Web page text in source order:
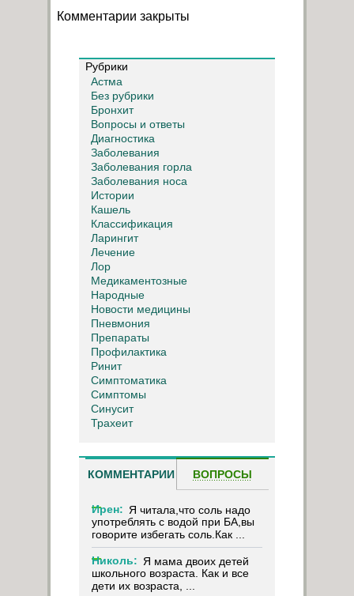
Комментарии закрыты
Рубрики
Астма
Без рубрики
Бронхит
Вопросы и ответы
Диагностика
Заболевания
Заболевания горла
Заболевания носа
Истории
Кашель
Классификация
Ларингит
Лечение
Лор
Медикаментозные
Народные
Новости медицины
Пневмония
Препараты
Профилактика
Ринит
Симптоматика
Симптомы
Синусит
Трахеит
КОММЕНТАРИИ ВОПРОСЫ
Ирен: Я читала,что соль надо
употреблять с водой при БА,вы
говорите избегать соль.Как ...
Николь: Я мама двоих детей
школьного возраста. Как и все
дети их возраста, ...